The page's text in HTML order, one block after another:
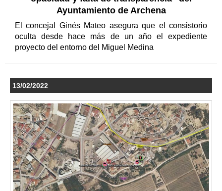
Ayuntamiento de Archena
El concejal Ginés Mateo asegura que el consistorio
oculta desde hace más de un año el expediente
proyecto del entorno del Miguel Medina
13/02/2022